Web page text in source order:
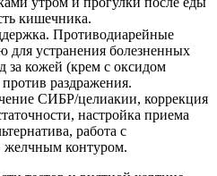
кишечника.
Противодиарейные
для устранения болезненных
за кожей (крем с оксидом
раздражения.
СИБР/целиакии, коррекция
настройка приема
работа с
желчным контуром.